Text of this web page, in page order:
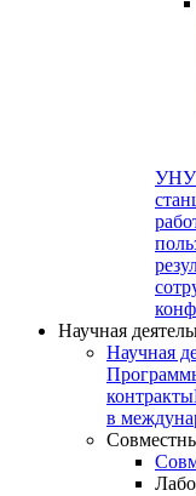
УНУ
Научная
Научная
контракты
в